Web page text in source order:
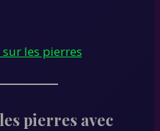
les pierres
pierres avec